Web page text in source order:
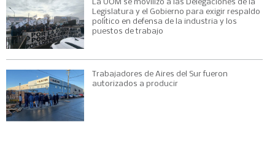
La UOM se movilizó a las Delegaciones de la
Legislatura y el Gobierno para exigir respaldo
político en defensa de la industria y los
puestos de trabajo
Trabajadores de Aires del Sur fueron
autorizados a producir